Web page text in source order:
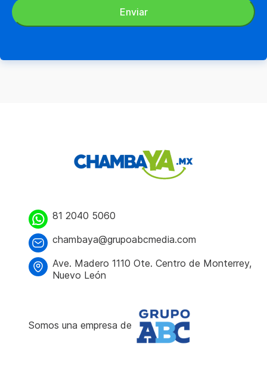
Enviar
81 2040 5060
chambaya@grupoabcmedia.com
Ave. Madero 1110 Ote. Centro de Monterrey,
Nuevo León
Somos una empresa de